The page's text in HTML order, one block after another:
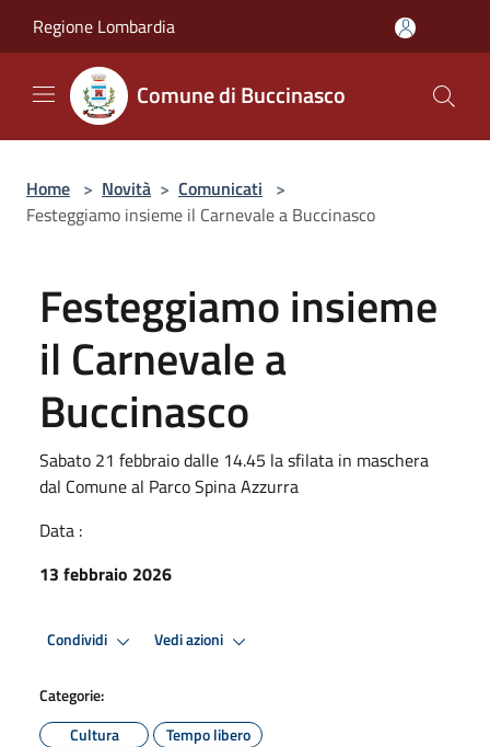
Regione Lombardia
Comune di Buccinasco
Home > Novità > Comunicati >
Festeggiamo insieme il Carnevale a Buccinasco
Festeggiamo insieme
il Carnevale a
Buccinasco
Sabato 21 febbraio dalle 14.45 la sfilata in maschera
dal Comune al Parco Spina Azzurra
Data :
13 febbraio 2026
Condividi Vedi azioni
Categorie:
Cultura
Tempo libero